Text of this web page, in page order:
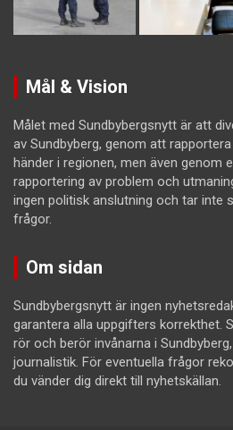
Mål & Vision
Målet med Sundbybergsnytt är att
av Sundbyberg, genom att
händer i regionen, men även genom
rapportering av problem och
ingen politisk anslutning och tar inte
frågor.
Om sidan
Sundbybergsnytt är ingen
garantera alla uppgifters korrekthet.
rör och berör invånarna i
journalistik. För eventuella frågor
du vänder dig direkt till nyhetskällan.